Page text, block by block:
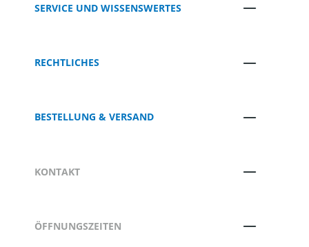
SERVICE UND WISSENSWERTES
RECHTLICHES
BESTELLUNG & VERSAND
KONTAKT
ÖFFNUNGSZEITEN